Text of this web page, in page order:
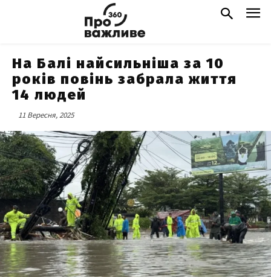
На Балі найсильніша за 10
років повінь забрала життя
14 людей
11 Вересня, 2025